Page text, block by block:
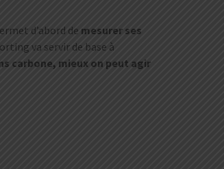
d’abord de mesurer ses
va servir de base à
carbone, mieux on peut agir